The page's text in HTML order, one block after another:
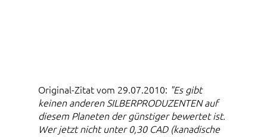
Original-Zitat vom 29.07.2010: "Es gibt
keinen anderen SILBERPRODUZENTEN auf
diesem Planeten der günstiger bewertet ist.
Wer jetzt nicht unter 0,30 CAD (kanadische